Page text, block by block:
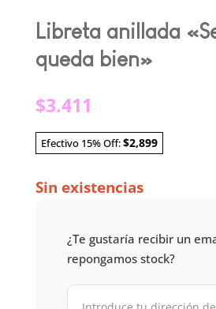
Libreta anillada
queda bien»
$3.411
Efectivo 15% Off:$2,899
Sin existencias
¿Te gustaría recibir un
repongamos stock?